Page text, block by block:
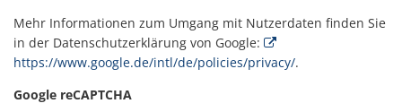
Mehr Informationen zum Umgang mit Nutzerdaten finden Sie
in der Datenschutzerklärung von Google:
https://www.google.de/intl/de/policies/privacy/.
Google reCAPTCHA